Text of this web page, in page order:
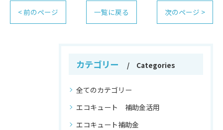
< 前のページ 一覧に戻る 次のページ >
カテゴリー Categories
全てのカテゴリー
エコキュート 補助金活用
エコキュート補助金